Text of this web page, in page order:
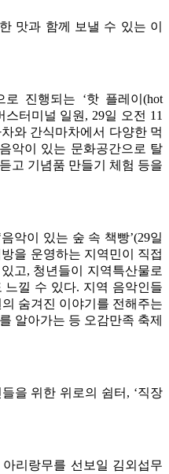
맛과 함께 보낼 수 있는 이
진행되는 ‘핫 플레이(hot
터미널 일원, 29일 오전 11
와 간식마차에서 다양한 먹
악이 있는 문화공간으로 탈
고 기념품 만들기 체험 등을
악이 있는 숲 속 책빵’(29일
을 운영하는 지역민이 직접
고, 청년들이 지역특산물로
낄 수 있다. 지역 음악인들
숨겨진 이야기를 전해주는
알아가는 등 오감만족 축제
을 위한 위로의 쉼터, ‘직장
리랑무를 선보일 김외섭무